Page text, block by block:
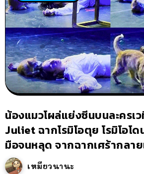
น้องแมวโผล่แย่งซีนบนละครเ
Juliet ฉากโรมิโอตุย โรมิโอโ
มือจนหลุด จากฉากเศร้ากลา
เหมียวนานะ